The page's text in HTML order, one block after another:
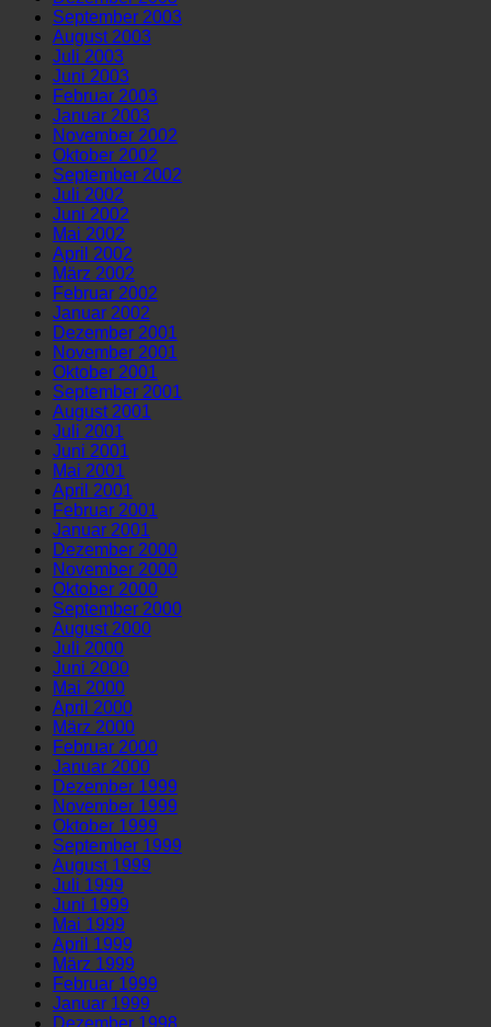
September 2003
August 2003
Juli 2003
Juni 2003
Februar 2003
Januar 2003
November 2002
Oktober 2002
September 2002
Juli 2002
Juni 2002
Mai 2002
April 2002
März 2002
Februar 2002
Januar 2002
Dezember 2001
November 2001
Oktober 2001
September 2001
August 2001
Juli 2001
Juni 2001
Mai 2001
April 2001
Februar 2001
Januar 2001
Dezember 2000
November 2000
Oktober 2000
September 2000
August 2000
Juli 2000
Juni 2000
Mai 2000
April 2000
März 2000
Februar 2000
Januar 2000
Dezember 1999
November 1999
Oktober 1999
September 1999
August 1999
Juli 1999
Juni 1999
Mai 1999
April 1999
März 1999
Februar 1999
Januar 1999